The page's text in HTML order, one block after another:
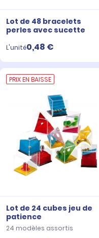
Lot de 48 bracelets
perles avec sucette
L'unité0,48 €
PRIX EN BAISSE
Lot de 24 cubes jeu de
patience
24 modèles assortis